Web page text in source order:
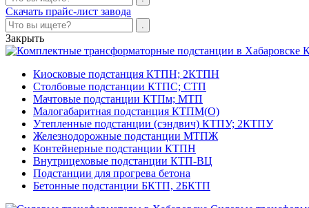
Скачать прайс-лист завода
Закрыть
Киосковые подстанция КТПН; 2КТПН
Столбовые подстанции КТПС; СТП
Мачтовые подстанции КТПм; МТП
Малогабаритная подстанция КТПМ(О)
Утепленные подстанции (сэндвич) КТПУ; 2КТПУ
Железнодорожные подстанции МТПЖ
Контейнерные подстанции КТПН
Внутрицеховые подстанции КТП-ВЦ
Подстанции для прогрева бетона
Бетонные подстанции БКТП, 2БКТП